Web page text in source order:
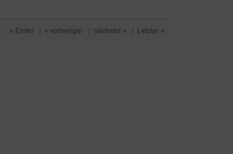
« Erster | « vorheriger | nächster » | Letzter »